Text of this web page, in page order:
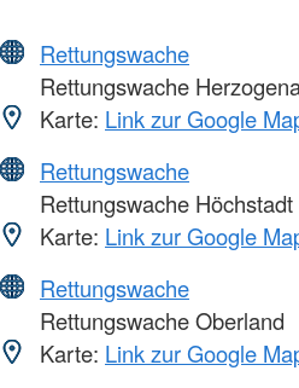
Rettungswache
Rettungswache
Karte: Link zur Google
Rettungswache
Rettungswache Höchstadt
Karte: Link zur Google
Rettungswache
Rettungswache Oberland
Karte: Link zur Google